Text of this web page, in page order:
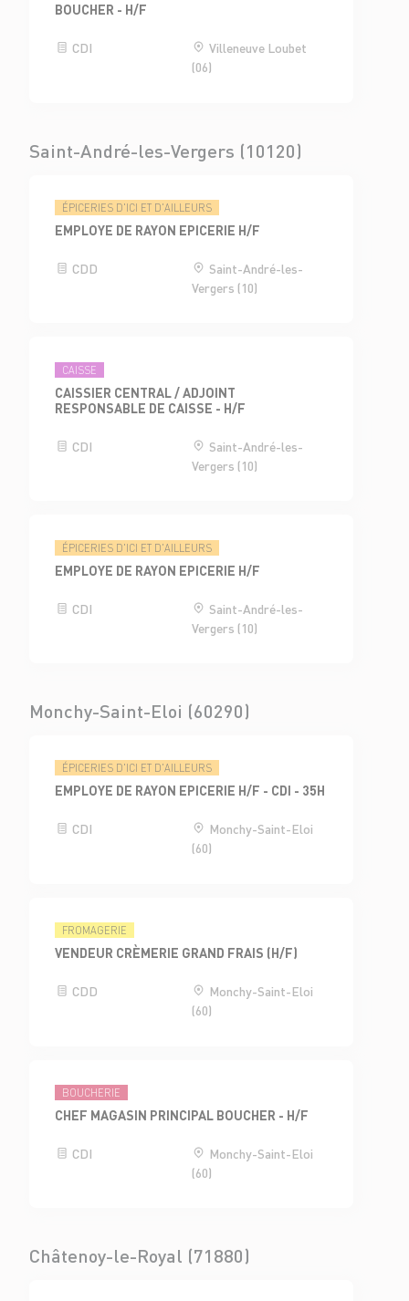
BOUCHER - H/F
CDI
Villeneuve Loubet
(06)
Saint-André-les-Vergers (10120)
ÉPICERIES D'ICI ET D'AILLEURS
EMPLOYE DE RAYON EPICERIE H/F
CDD
Saint-André-les-
Vergers (10)
CAISSE
CAISSIER CENTRAL / ADJOINT
RESPONSABLE DE CAISSE - H/F
CDI
Saint-André-les-
Vergers (10)
ÉPICERIES D'ICI ET D'AILLEURS
EMPLOYE DE RAYON EPICERIE H/F
CDI
Saint-André-les-
Vergers (10)
Monchy-Saint-Eloi (60290)
ÉPICERIES D'ICI ET D'AILLEURS
EMPLOYE DE RAYON EPICERIE H/F - CDI - 35H
CDI
Monchy-Saint-Eloi
(60)
FROMAGERIE
VENDEUR CRÈMERIE GRAND FRAIS (H/F)
CDD
Monchy-Saint-Eloi
(60)
BOUCHERIE
CHEF MAGASIN PRINCIPAL BOUCHER - H/F
CDI
Monchy-Saint-Eloi
(60)
Châtenoy-le-Royal (71880)